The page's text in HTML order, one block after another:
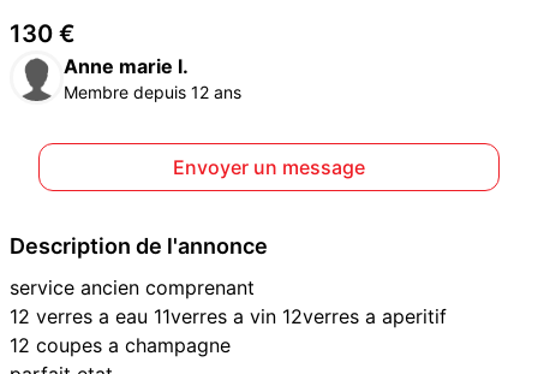
130 €
Anne marie l.
Membre depuis 12 ans
Envoyer un message
Description de l'annonce
service ancien comprenant
12 verres a eau 11verres a vin 12verres a aperitif
12 coupes a champagne